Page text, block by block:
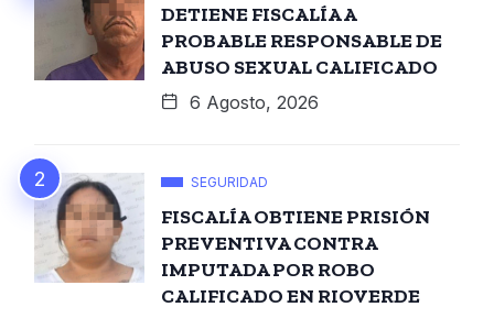
DETIENE FISCALÍA A
PROBABLE RESPONSABLE DE
ABUSO SEXUAL CALIFICADO
6 Agosto, 2026
SEGURIDAD
FISCALÍA OBTIENE PRISIÓN
PREVENTIVA CONTRA
IMPUTADA POR ROBO
CALIFICADO EN RIOVERDE